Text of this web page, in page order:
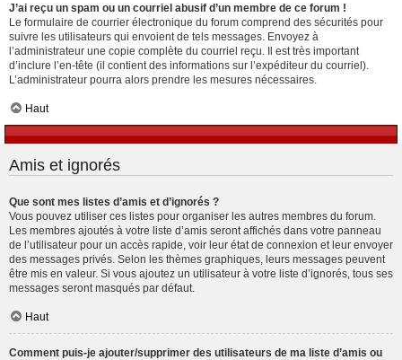
J’ai reçu un spam ou un courriel abusif d’un membre de ce forum !
Le formulaire de courrier électronique du forum comprend des sécurités pour
suivre les utilisateurs qui envoient de tels messages. Envoyez à
l’administrateur une copie complète du courriel reçu. Il est très important
d’inclure l’en-tête (il contient des informations sur l’expéditeur du courriel).
L’administrateur pourra alors prendre les mesures nécessaires.
Haut
Amis et ignorés
Que sont mes listes d’amis et d’ignorés ?
Vous pouvez utiliser ces listes pour organiser les autres membres du forum.
Les membres ajoutés à votre liste d’amis seront affichés dans votre panneau
de l’utilisateur pour un accès rapide, voir leur état de connexion et leur envoyer
des messages privés. Selon les thèmes graphiques, leurs messages peuvent
être mis en valeur. Si vous ajoutez un utilisateur à votre liste d’ignorés, tous ses
messages seront masqués par défaut.
Haut
Comment puis-je ajouter/supprimer des utilisateurs de ma liste d’amis ou